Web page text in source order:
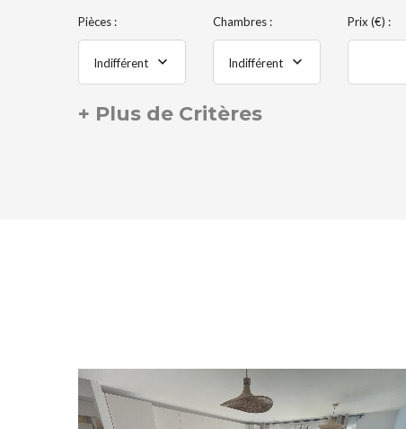
Pièces :
Indifférent
Chambres :
Indifférent
Prix (€) :
+ Plus de Critères